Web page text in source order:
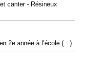
canter - Résineux
2e année à l’école (…)